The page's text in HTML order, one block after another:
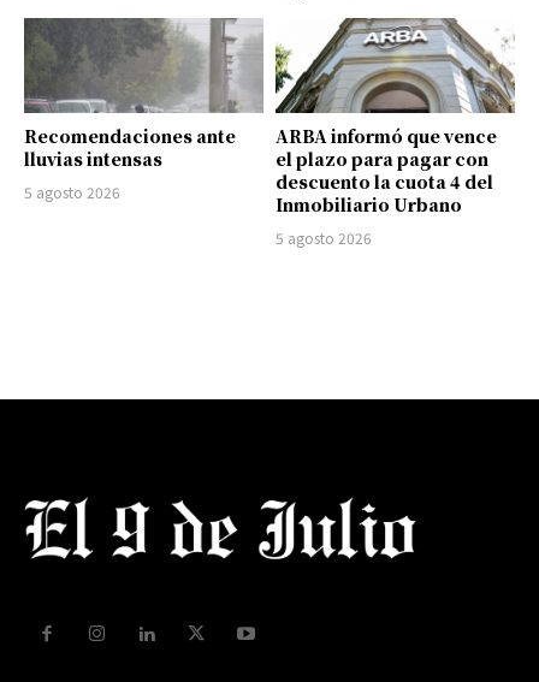
Recomendaciones ante
lluvias intensas
5 agosto 2026
ARBA informó que vence
el plazo para pagar con
descuento la cuota 4 del
Inmobiliario Urbano
5 agosto 2026